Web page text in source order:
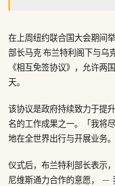
在上周纽约联合国大会期间
部长马克·布兰特利阁下与乌
《相互免签协议》，允许两
天。
该协议是政府持续致力于提升
名的工作成果之一。「我将
地在全世界出行与开展业务
仪式后，布兰特利部长表示
尼维斯通力合作的意愿， —